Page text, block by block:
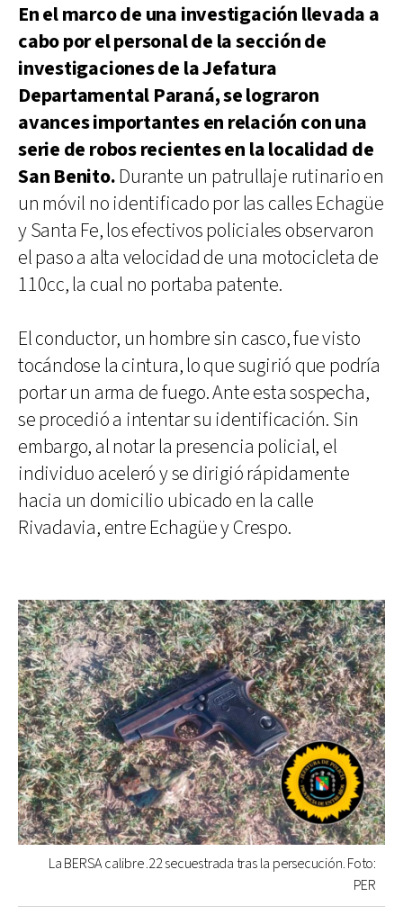
En el marco de una investigación llevada a
cabo por el personal de la sección de
investigaciones de la Jefatura
Departamental Paraná, se lograron
avances importantes en relación con una
serie de robos recientes en la localidad de
San Benito.Durante un patrullaje rutinario en
un móvil no identificado por las calles Echagüe
y Santa Fe, los efectivos policiales observaron
el paso a alta velocidad de una motocicleta de
110cc, la cual no portaba patente.
El conductor, un hombre sin casco, fue visto
tocándose la cintura, lo que sugirió que podría
portar un arma de fuego. Ante esta sospecha,
se procedió a intentar su identificación. Sin
embargo, al notar la presencia policial, el
individuo aceleró y se dirigió rápidamente
hacia un domicilio ubicado en la calle
Rivadavia, entre Echagüe y Crespo.
La BERSA calibre .22 secuestrada tras la persecución. Foto:
PER